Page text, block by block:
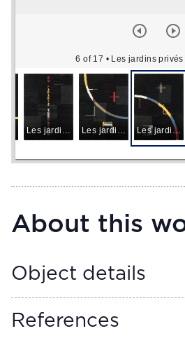
6 of 17 • Les jardins
Les jardins privés du géomètre Les jardins privés du géomètre Les jardins privés du géomètre
About this
Object details
References